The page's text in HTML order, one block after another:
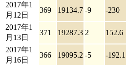
2017年1
月12日
369 19134.7 -9 -230
2017年1
月13日
371 19287.3 2 152.6
2017年1
月16日
366 19095.2 -5 -192.1